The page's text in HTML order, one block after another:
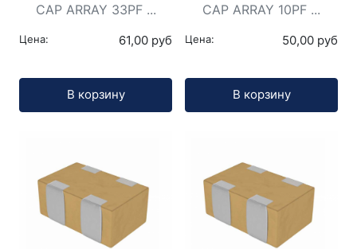
CAP ARRAY 33PF ...
Цена: 61,00 руб
В корзину
CAP ARRAY 10PF ...
Цена: 50,00 руб
В корзину